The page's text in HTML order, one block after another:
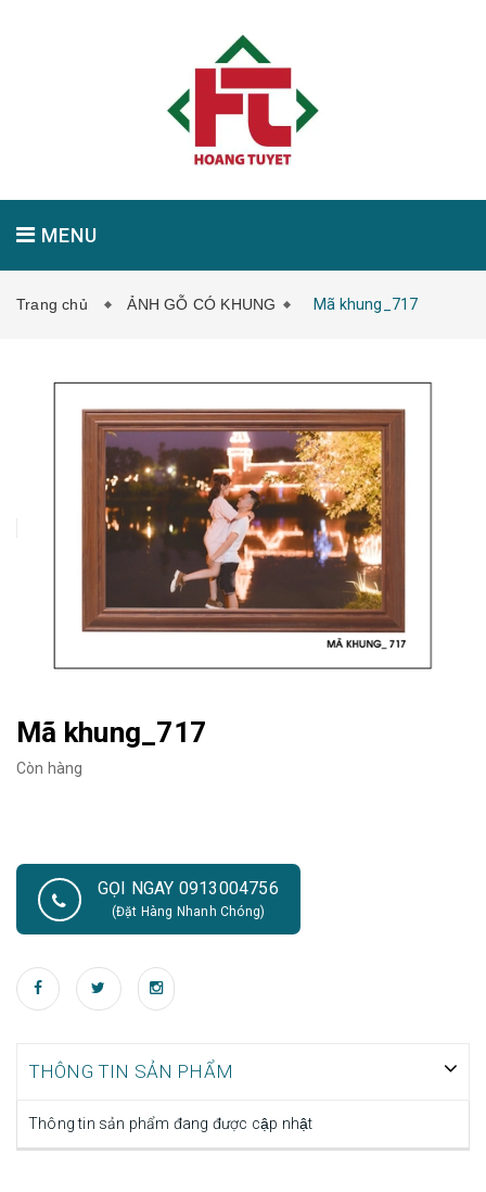
MENU
LIÊN HỆ
Trang chủ ẢNH GỖ CÓ KHUNG Mã khung_717
Mã khung_717
Còn hàng
GỌI NGAY 0913004756
(Đặt Hàng Nhanh Chóng)
THÔNG TIN SẢN PHẨM
Thông tin sản phẩm đang được cập nhật